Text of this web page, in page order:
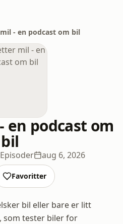
- en podcast om bil
podcast om
bil
aug 6, 2026
Favoritter
bil eller bare er litt
som tester biler for